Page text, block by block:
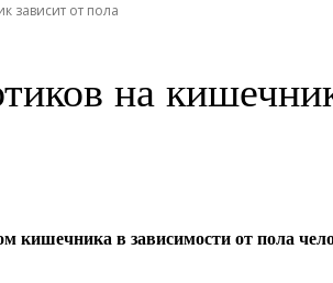
зависит от пола
на
кишечника в зависимости от пола